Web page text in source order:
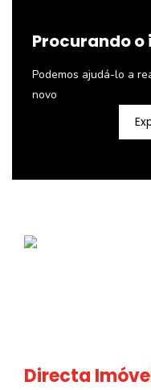
Procurando o
Podemos ajudá-lo a
novo
Directa